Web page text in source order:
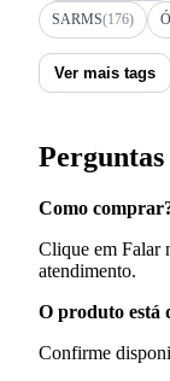
SARMS(176)
Ver mais tags
Como
Clique em Falar
atendimento.
O produto está
Confirme